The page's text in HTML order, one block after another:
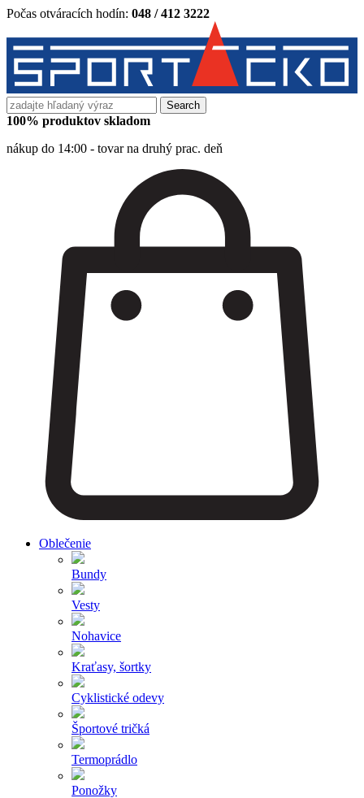
Počas otváracích hodín: 048 / 412 3222
Search
for:
100% produktov skladom
nákup do 14:00 - tovar na druhý prac. deň
Oblečenie
Bundy
Vesty
Nohavice
Kraťasy, šortky
Cyklistické odevy
Športové tričká
Termoprádlo
Ponožky